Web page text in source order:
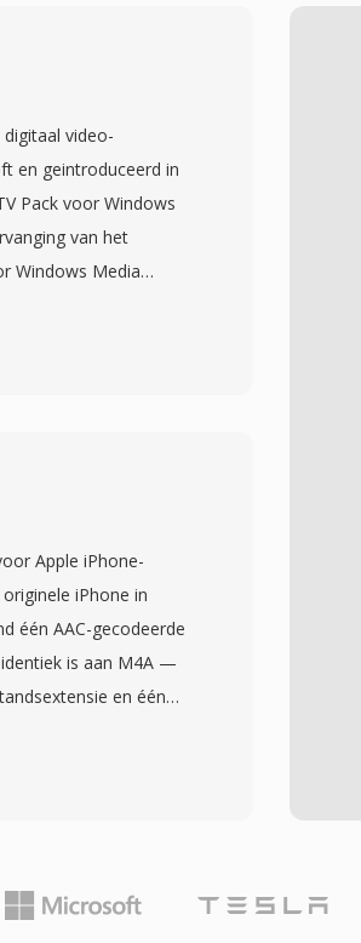
digitaal video-
en geintroduceerd in
Pack voor Windows
van het
Windows Media
container voor het
waardoor
is. Één rijk
(EPG),
genre,
waardoor opgenomen
is. Het formaat
Hoewel Windows
Apple iPhone-
iPhone in
één AAC-gecodeerde
is aan M4A —
en één
opgelegd door iOS.
het coderen van één
toegestane lengte